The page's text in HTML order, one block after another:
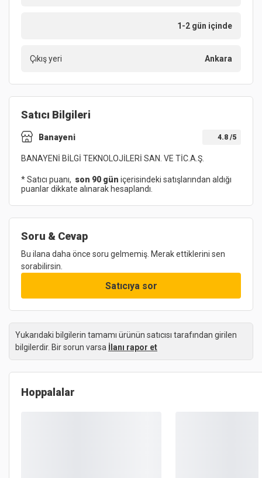
1-2 gün içinde
Çıkış yeri Ankara
Satıcı Bilgileri
Banayeni 4.8 /5
BANAYENİ BİLGİ TEKNOLOJİLERİ SAN. VE TİC.A.Ş.
* Satıcı puanı, son 90 gün içerisindeki satışlarından aldığı
puanlar dikkate alınarak hesaplandı.
Soru & Cevap
Bu ilana daha önce soru gelmemiş. Merak ettiklerini sen
sorabilirsin.
Satıcıya sor
Yukarıdaki bilgilerin tamamı ürünün satıcısı tarafından girilen
bilgilerdir. Bir sorun varsa İlanı rapor et
Hoppalalar